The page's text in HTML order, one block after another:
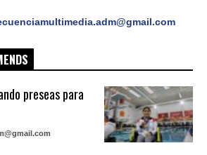
preseas para